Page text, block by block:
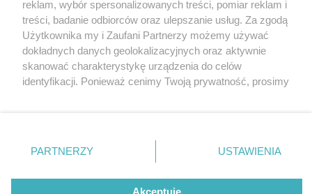
Proponowany przez UM
objazd remontowanego
odcinka Wolności
Nie zapomnij
zapoznać się z:
polityką prywatności regulamin korzystania z portali
Twojemiasto
Piekary Śląskie
Chorzów
Tarnowskie Góry
Gliwice
Skontakuj sięz nami
Kontakt
Wydawca
Redakcja
reklam, wybór spersonalizowanych treści, pomiar reklam i
treści, badanie odbiorców oraz ulepszanie usług. Za zgodą
Użytkownika my i Zaufani Partnerzy możemy używać
dokładnych danych geolokalizacyjnych oraz aktywnie
skanować charakterystykę urządzenia do celów
identyfikacji. Ponieważ cenimy Twoją prywatność, prosimy
prywatności znajdujący się w lewym dolnym rogu strony
. Niektóre rodzaje przetwarzania danych nie wymagają
zgody użytkownika, ale masz prawo sprzeciwić się
takiemu przetwarzaniu. Preferencje będą miały
PARTNERZY USTAWIENIA
Akceptuję